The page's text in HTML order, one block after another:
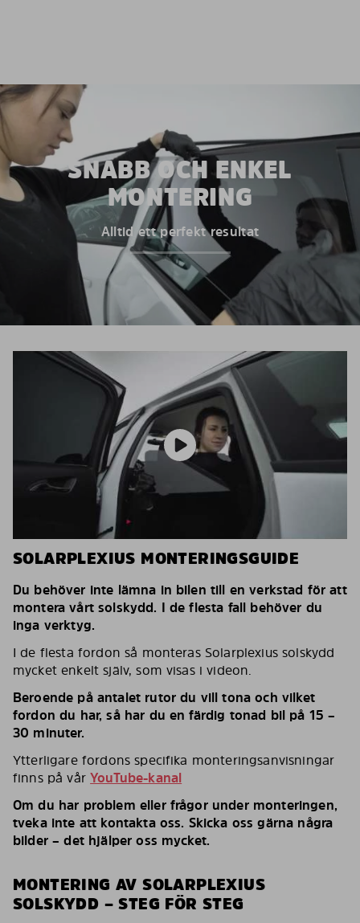
SNABB OCH ENKEL
MONTERING
Alltid ett perfekt resultat
SOLARPLEXIUS MONTERINGSGUIDE
Du behöver inte lämna in bilen till en verkstad för att
montera vårt solskydd. I de flesta fall behöver du
inga verktyg.
I de flesta fordon så monteras Solarplexius solskydd
mycket enkelt själv, som visas i videon.
Beroende på antalet rutor du vill tona och vilket
fordon du har, så har du en färdig tonad bil på 15 –
30 minuter.
Ytterligare fordons specifika monteringsanvisningar
finns på vårYouTube-kanal
Om du har problem eller frågor under monteringen,
tveka inte att kontakta oss. Skicka oss gärna några
bilder – det hjälper oss mycket.
MONTERING AV SOLARPLEXIUS
SOLSKYDD – STEG FÖR STEG